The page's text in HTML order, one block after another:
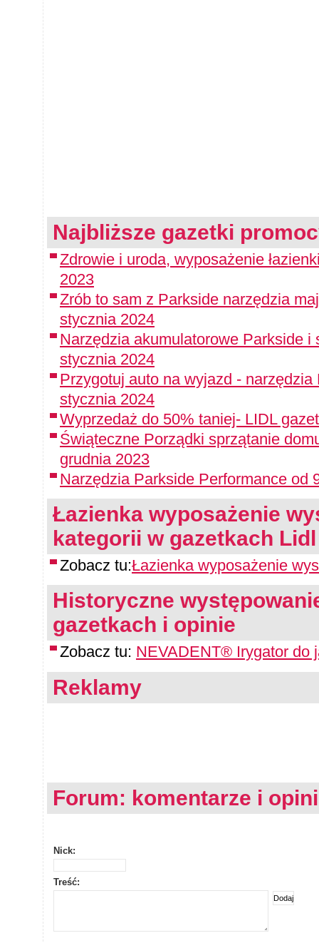
Najbliższe gazetki
Zdrowie i uroda, wyposażenie
2023
Zrób to sam z Parkside narzędzia
stycznia 2024
Narzędzia akumulatorowe Parkside i
stycznia 2024
Przygotuj auto na wyjazd -
stycznia 2024
Wyprzedaż do 50% taniej- LIDL
Świąteczne Porządki sprzątanie
grudnia 2023
Narzędzia Parkside Performance od
Łazienka wyposażenie
kategorii w gazetkach Lidl
Zobacz tu:Łazienka wyposażenie
Historyczne
gazetkach i opinie
Zobacz tu: NEVADENT® Irygator do
Reklamy
Forum: komentarze i
Nick:
Treść: